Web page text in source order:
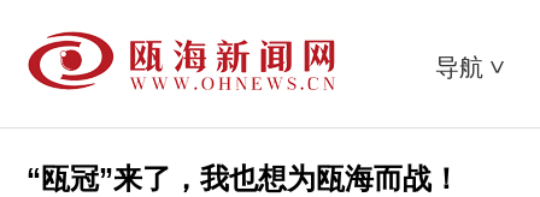
导航 >
“瓯冠”来了，我也想为瓯海而战！